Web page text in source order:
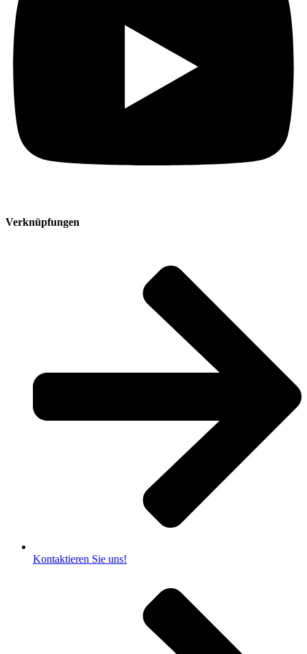
Verknüpfungen
Kontaktieren Sie uns!